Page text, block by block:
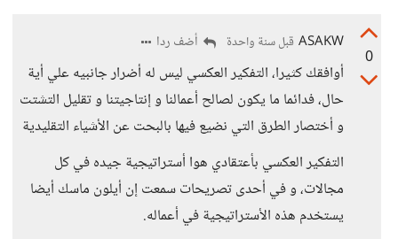
0
ASAKW قبل سنة واحدة أضف ردا
أوافقك كثيرا، التفكير العكسي ليس له أضرار جانبيه علي أية
حال، فدائما ما يكون لصالح أعمالنا و إنتاجيتنا و تقليل التشتت
و أختصار الطرق التي نضيع فيها بالبحت عن الأشياء التقليدية
التفكير العكسي بأعتقادي هوا أستراتيجية جيده في كل
مجالات، و في أحدى تصريحات سمعت إن أيلون ماسك أيضا
يستخدم هذه الأستراتيجية في أعماله.